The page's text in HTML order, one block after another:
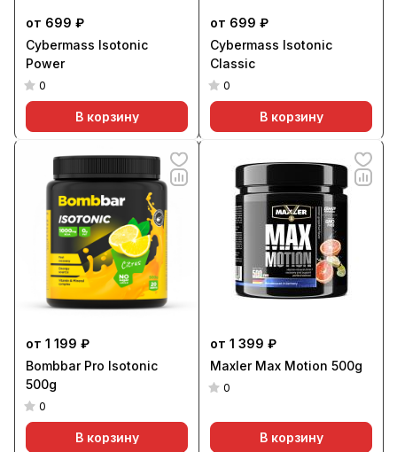
от 699 ₽
Cybermass Isotonic
Power
0
В корзину
от 699 ₽
Cybermass Isotonic
Classic
0
В корзину
от 1 199 ₽
Bombbar Pro Isotonic
500g
0
В корзину
от 1 399 ₽
Maxler Max Motion 500g
0
В корзину